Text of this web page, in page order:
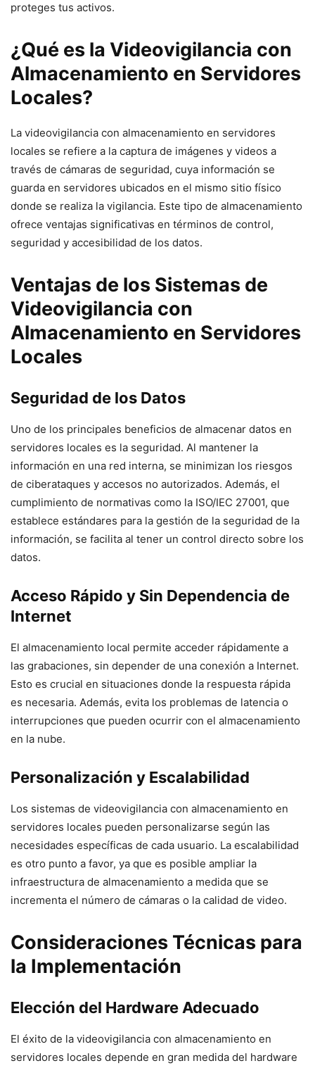
proteges tus activos.
¿Qué es la Videovigilancia con
Almacenamiento en Servidores
Locales?
La videovigilancia con almacenamiento en servidores
locales se refiere a la captura de imágenes y videos a
través de cámaras de seguridad, cuya información se
guarda en servidores ubicados en el mismo sitio físico
donde se realiza la vigilancia. Este tipo de almacenamiento
ofrece ventajas significativas en términos de control,
seguridad y accesibilidad de los datos.
Ventajas de los Sistemas de
Videovigilancia con
Almacenamiento en Servidores
Locales
Seguridad de los Datos
Uno de los principales beneficios de almacenar datos en
servidores locales es la seguridad. Al mantener la
información en una red interna, se minimizan los riesgos
de ciberataques y accesos no autorizados. Además, el
cumplimiento de normativas como la ISO/IEC 27001, que
establece estándares para la gestión de la seguridad de la
información, se facilita al tener un control directo sobre los
datos.
Acceso Rápido y Sin Dependencia de
Internet
El almacenamiento local permite acceder rápidamente a
las grabaciones, sin depender de una conexión a Internet.
Esto es crucial en situaciones donde la respuesta rápida
es necesaria. Además, evita los problemas de latencia o
interrupciones que pueden ocurrir con el almacenamiento
en la nube.
Personalización y Escalabilidad
Los sistemas de videovigilancia con almacenamiento en
servidores locales pueden personalizarse según las
necesidades específicas de cada usuario. La escalabilidad
es otro punto a favor, ya que es posible ampliar la
infraestructura de almacenamiento a medida que se
incrementa el número de cámaras o la calidad de video.
Consideraciones Técnicas para
la Implementación
Elección del Hardware Adecuado
El éxito de la videovigilancia con almacenamiento en
servidores locales depende en gran medida del hardware